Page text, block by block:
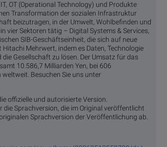
OT (Operational Technology) und Produkte
Transformation der sozialen Infrastruktur
beizutragen, in der Umwelt, Wohlbefinden und
Sektoren tätig – Digital Systems & Services,
SIB-Geschäftseinheit, die sich auf neue
Mehrwert, indem es Daten, Technologie
Gesellschaft zu lösen. Der Umsatz für das
10.586,7 Milliarden Yen, bei 606
Besuchen Sie uns unter
offizielle und autorisierte Version.
Sprachversion, die im Original veröffentlicht
Sprachversion der Veröffentlichung ab.